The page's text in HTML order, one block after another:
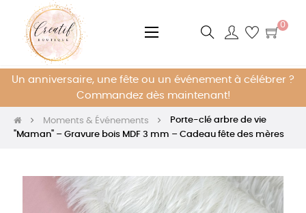
Basculer
☰
0
Un anniversaire, une fête ou un événement à célébrer ?
Commandez dès maintenant!
Moments & Événements
Porte-clé arbre de vie
"Maman" – Gravure bois MDF 3 mm – Cadeau fête des mères